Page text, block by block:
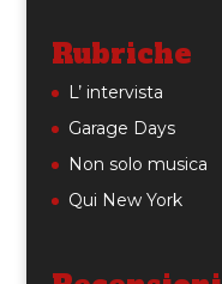
Rubriche
L’ intervista
Garage Days
Non solo musica
Qui New York